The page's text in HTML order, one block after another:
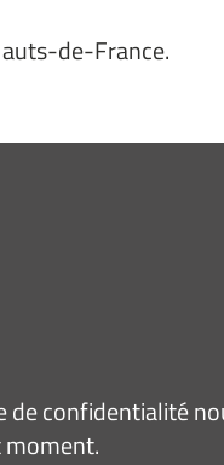
de-France.
confidentialité